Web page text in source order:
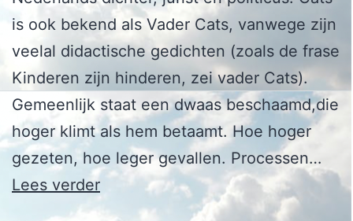
is ook bekend als Vader Cats, vanwege zijn
veelal didactische gedichten (zoals de frase
Kinderen zijn hinderen, zei vader Cats).
Gemeenlijk staat een dwaas beschaamd,die
hoger klimt als hem betaamt. Hoe hoger
gezeten, hoe leger gevallen. Processen…
Lees verderJacob
Cats